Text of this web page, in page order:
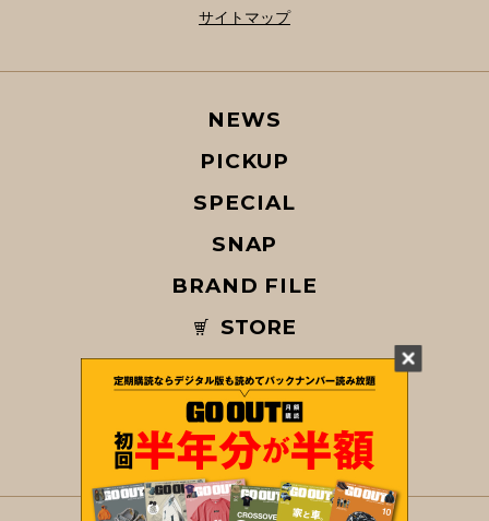
サイトマップ
NEWS
PICKUP
SPECIAL
SNAP
BRAND FILE
STORE